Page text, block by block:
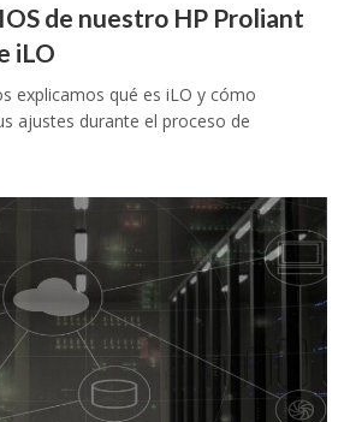
de nuestro HP Proliant
iLO
explicamos qué es iLO y cómo
ajustes durante el proceso de